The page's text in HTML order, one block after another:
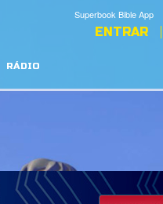
Superbook Bible App
ENTRAR
RÁDIO